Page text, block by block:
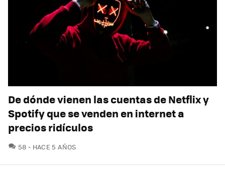
De dónde vienen las cuentas de Netflix y
Spotify que se venden en internet a
precios ridículos
58 COMENTARIOS
HACE 5 AÑOS